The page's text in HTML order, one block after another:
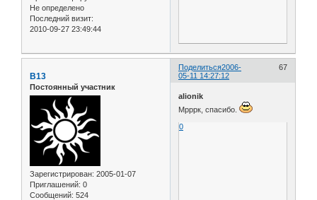
Не определено
Последний визит:
2010-09-27 23:49:44
Поделиться 67
2006-
05-11 14:27:12
B13
Постоянный участник
Зарегистрирован: 2005-01-07
Приглашений: 0
Сообщений: 524
alionik
Мрррк, спасибо.
0